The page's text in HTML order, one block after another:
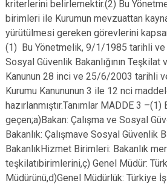
kriterlerini belirlemektir.(2) Bu
birimleri ile Kurumun mevzuattan
yürütülmesi gereken görevlerini
(1) Bu Yönetmelik, 9/1/1985 tarihli ve
Sosyal Güvenlik Bakanlığının Teşkilat
Kanunun 28 inci ve 25/6/2003 tarihli
Kurumu Kanununun 3 ile 12 nci
hazırlanmıştır.Tanımlar MADDE 3
geçen;a)Bakan: Çalışma ve Sosyal
Bakanlık: Çalışmave Sosyal Güvenlik
BakanlıkHizmet Birimleri: Bakanlık
teşkilatıbirimlerini,ç) Genel Müdür:
Müdürünü,d)Genel Müdürlük: Türkiye